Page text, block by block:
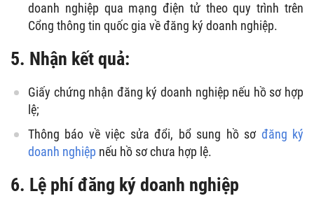
doanh nghiệp qua mạng điện tử theo quy trình trên
Cổng thông tin quốc gia về đăng ký doanh nghiệp.
5. Nhận kết quả:
Giấy chứng nhận đăng ký doanh nghiệp nếu hồ sơ hợp
lệ;
Thông báo về việc sửa đổi, bổ sung hồ sơ đăng ký
doanh nghiệp nếu hồ sơ chưa hợp lệ.
6. Lệ phí đăng ký doanh nghiệp